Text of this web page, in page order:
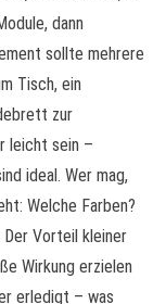
dann
sollte mehrere
Tisch, ein
zur
leicht sein –
ideal. Wer mag,
Welche Farben?
Vorteil kleiner
Wirkung erzielen
erledigt – was